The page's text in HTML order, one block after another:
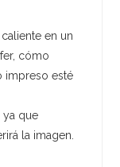
en un
cómo
impreso esté
ya que
la imagen.